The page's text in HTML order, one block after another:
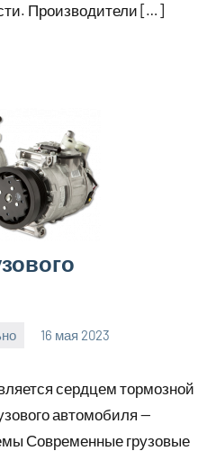
Производители […]
16 мая 2023
сердцем тормозной
автомобиля —
Современные грузовые